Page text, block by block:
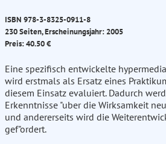
ISBN 978-3-8325-0911-8
230 Seiten, Erscheinungsjahr: 2005
Preis: 40.50 €
Eine spezifisch entwickelte
wird erstmals als Ersatz eines
diesem Einsatz evaluiert. Dadurch
Erkenntnisse "uber die Wirksamkeit
und andererseits wird die
gef"ordert.